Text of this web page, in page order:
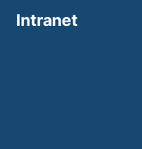
Intranet